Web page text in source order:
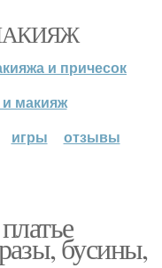
и причесок
и макияж
игры отзывы
бусины,